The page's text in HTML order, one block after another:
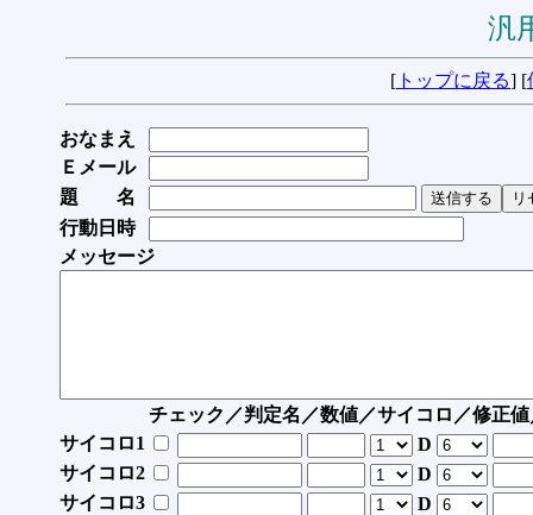
汎
[ トップに戻る] [
おなまえ
Ｅメール
題 名
行動日時
メッセージ
チェック／判定名／数値／サイコロ／修正
サイコロ1
D
サイコロ2
D
サイコロ3
D